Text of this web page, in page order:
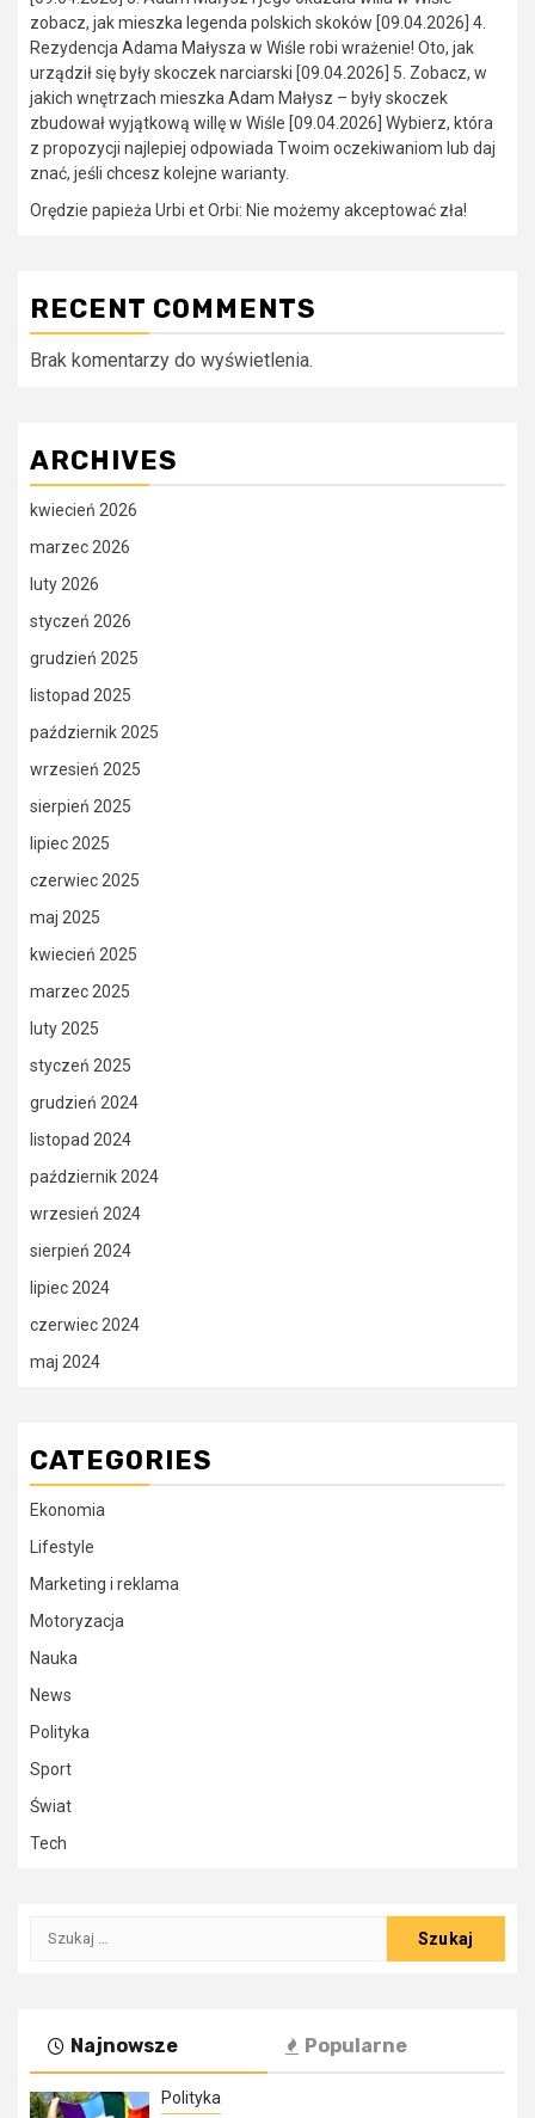
zobacz, jak mieszka legenda polskich skoków [09.04.2026] 4.
Rezydencja Adama Małysza w Wiśle robi wrażenie! Oto, jak
urządził się były skoczek narciarski [09.04.2026] 5. Zobacz, w
jakich wnętrzach mieszka Adam Małysz – były skoczek
zbudował wyjątkową willę w Wiśle [09.04.2026] Wybierz, która
z propozycji najlepiej odpowiada Twoim oczekiwaniom lub daj
znać, jeśli chcesz kolejne warianty.
Orędzie papieża Urbi et Orbi: Nie możemy akceptować zła!
RECENT COMMENTS
Brak komentarzy do wyświetlenia.
ARCHIVES
kwiecień 2026
marzec 2026
luty 2026
styczeń 2026
grudzień 2025
listopad 2025
październik 2025
wrzesień 2025
sierpień 2025
lipiec 2025
czerwiec 2025
maj 2025
kwiecień 2025
marzec 2025
luty 2025
styczeń 2025
grudzień 2024
listopad 2024
październik 2024
wrzesień 2024
sierpień 2024
lipiec 2024
czerwiec 2024
maj 2024
CATEGORIES
Ekonomia
Lifestyle
Marketing i reklama
Motoryzacja
Nauka
News
Polityka
Sport
Świat
Tech
Szukaj:
Najnowsze Popularne
Polityka